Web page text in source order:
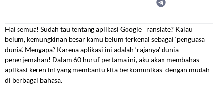
Hai semua! Sudah tau tentang aplikasi Google Translate? Kalau
belum, kemungkinan besar kamu belum terkenal sebagai ‘penguasa
dunia’. Mengapa? Karena aplikasi ini adalah ‘rajanya’ dunia
penerjemahan! Dalam 60 huruf pertama ini, aku akan membahas
aplikasi keren ini yang membantu kita berkomunikasi dengan mudah
di berbagai bahasa.